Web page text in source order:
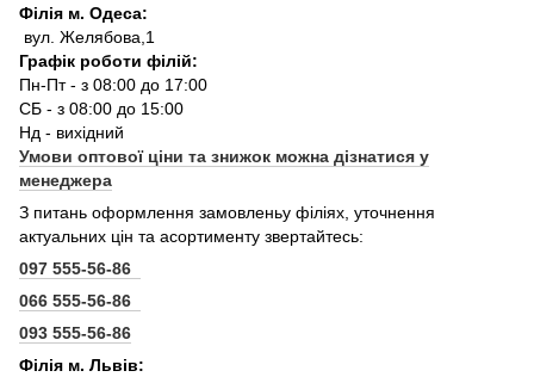
Філія м. Одеса:
вул. Желябова,1
Графік роботи філій:
Пн-Пт - з 08:00 до 17:00
СБ - з 08:00 до 15:00
Нд - вихідний
Умови оптової ціни та знижок можна дізнатися у
менеджера
З питань оформлення замовленьу філіях, уточнення
актуальних цін та асортименту звертайтесь:
097 555-56-86
066 555-56-86
093 555-56-86
Філія м. Львів: